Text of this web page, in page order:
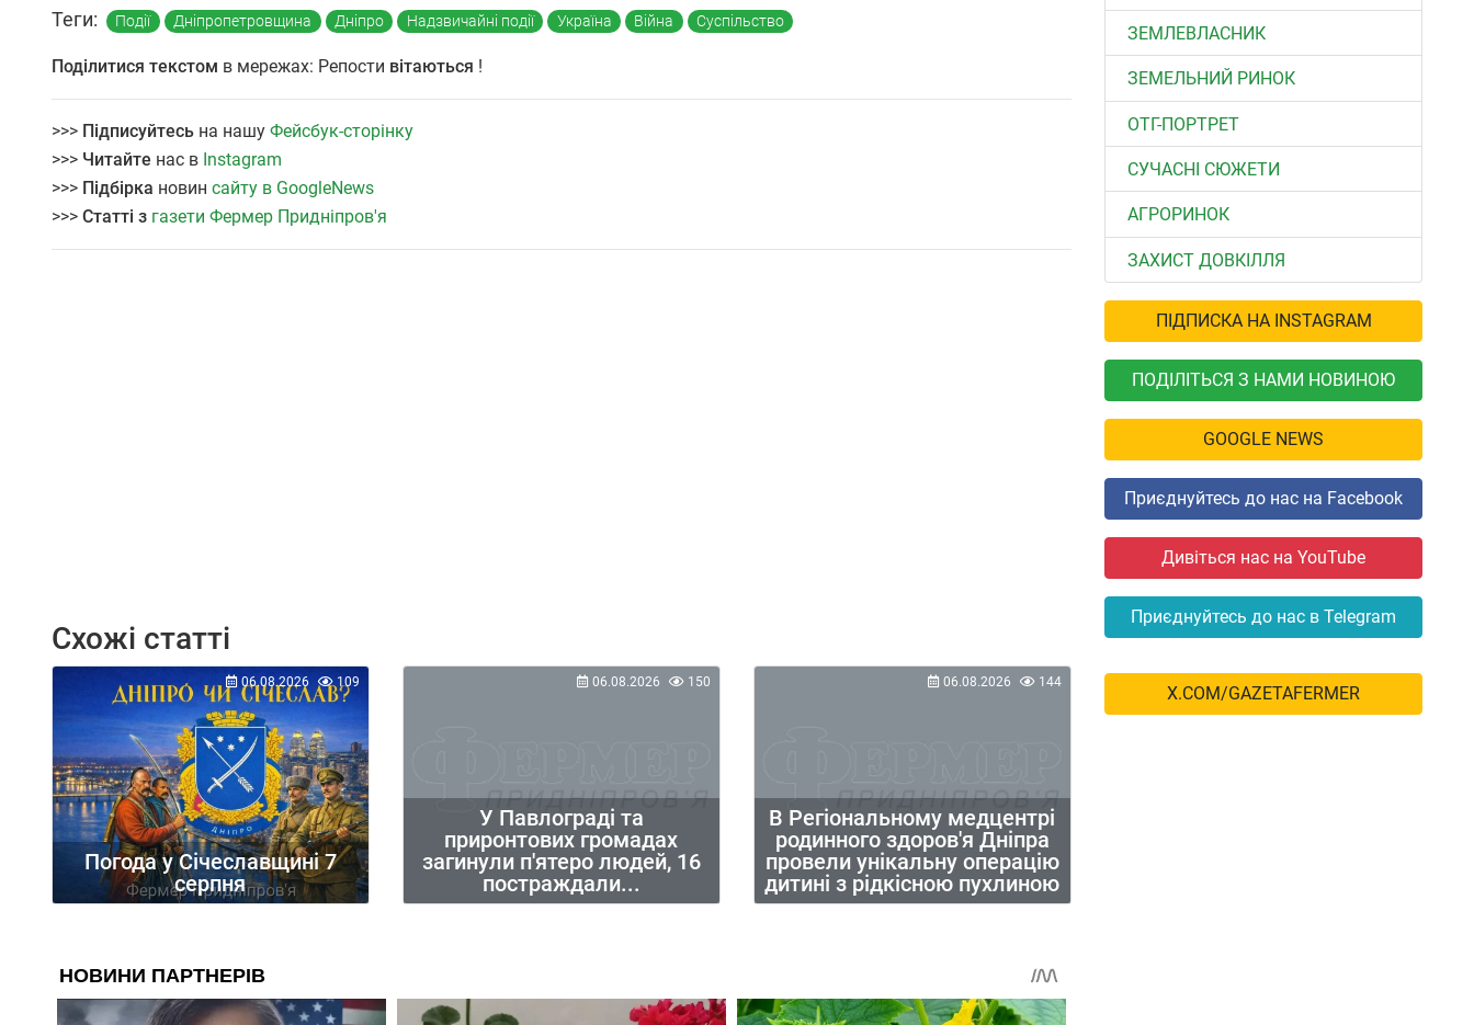
Теги: Події Дніпропетровщина Дніпро Надзвичайні події Україна Війна Суспільство
Поділитися текстом в мережах: Репости вітаються !
>>> Підписуйтесь на нашу Фейсбук-сторінку
>>> Читайте нас в Instagram
>>> Підбірка новин сайту в GoogleNews
>>> Статті з газети Фермер Придніпров'я
Схожі статті
Погода у Січеславщині 7
серпня
06.08.2026 109
У Павлограді та
приронтових громадах
загинули п'ятеро людей, 16
постраждали...
06.08.2026 150
В Регіональному медцентрі
родинного здоров'я Дніпра
провели унікальну операцію
дитині з рідкісною пухлиною
06.08.2026 144
ЗЕМЛЕВЛАСНИК
ЗЕМЕЛЬНИЙ РИНОК
ОТГ-ПОРТРЕТ
СУЧАСНІ СЮЖЕТИ
АГРОРИНОК
ЗАХИСТ ДОВКІЛЛЯ
ПІДПИСКА НА INSTAGRAM
ПОДІЛІТЬСЯ З НАМИ НОВИНОЮ
GOOGLE NEWS
Приєднуйтесь до нас на Facebook
Дивіться нас на YouTube
Приєднуйтесь до нас в Telegram
X.COM/GAZETAFERMER